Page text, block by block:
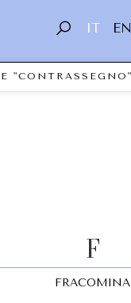
IT EN
F
FRACOMINA